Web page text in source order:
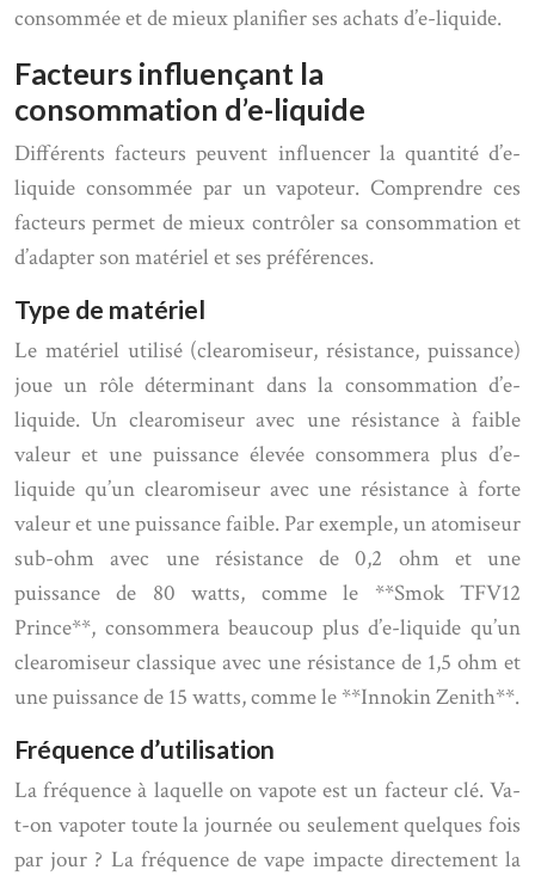
consommée et de mieux planifier ses achats d’e-liquide.
Facteurs influençant la
consommation d’e-liquide
Différents facteurs peuvent influencer la quantité d’e-
liquide consommée par un vapoteur. Comprendre ces
facteurs permet de mieux contrôler sa consommation et
d’adapter son matériel et ses préférences.
Type de matériel
Le matériel utilisé (clearomiseur, résistance, puissance)
joue un rôle déterminant dans la consommation d’e-
liquide. Un clearomiseur avec une résistance à faible
valeur et une puissance élevée consommera plus d’e-
liquide qu’un clearomiseur avec une résistance à forte
valeur et une puissance faible. Par exemple, un atomiseur
sub-ohm avec une résistance de 0,2 ohm et une
puissance de 80 watts, comme le **Smok TFV12
Prince**, consommera beaucoup plus d’e-liquide qu’un
clearomiseur classique avec une résistance de 1,5 ohm et
une puissance de 15 watts, comme le **Innokin Zenith**.
Fréquence d’utilisation
La fréquence à laquelle on vapote est un facteur clé. Va-
t-on vapoter toute la journée ou seulement quelques fois
par jour ? La fréquence de vape impacte directement la